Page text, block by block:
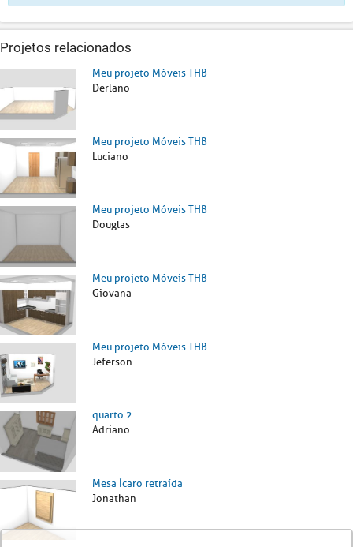
Projetos relacionados
Meu projeto Móveis THB
Derlano
Meu projeto Móveis THB
Luciano
Meu projeto Móveis THB
Douglas
Meu projeto Móveis THB
Giovana
Meu projeto Móveis THB
Jeferson
quarto 2
Adriano
Mesa Ícaro retraída
Jonathan